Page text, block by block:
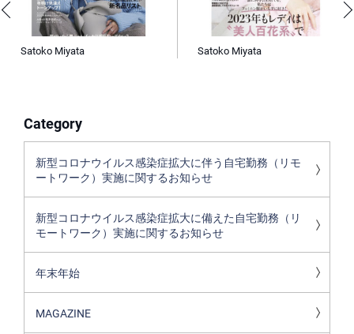
Satoko Miyata Satoko Miyata
Category
新型コロナウイルス感染症拡大に伴う自宅勤務（リモ
ートワーク）実施に関するお知らせ
新型コロナウイルス感染症拡大に備えた自宅勤務（リ
モートワーク）実施に関するお知らせ
年末年始
MAGAZINE